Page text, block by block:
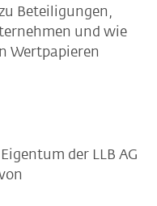
Beteiligungen,
und wie
Wertpapieren
der LLB AG